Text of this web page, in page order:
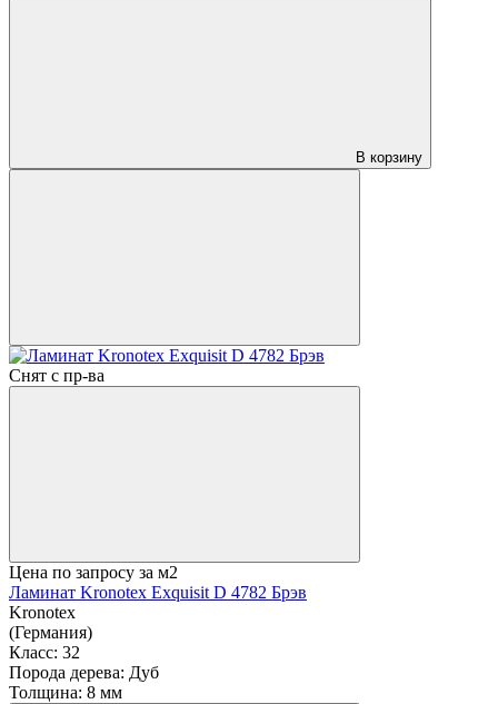
В корзину
Снят с пр-ва
Цена по запросу за м2
Ламинат Kronotex Exquisit D 4782 Брэв
Kronotex
(Германия)
Класс: 32
Порода дерева: Дуб
Толщина: 8 мм